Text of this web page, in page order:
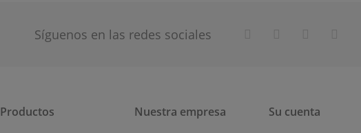
Síguenos en las redes sociales
Productos Nuestra empresa Su cuenta